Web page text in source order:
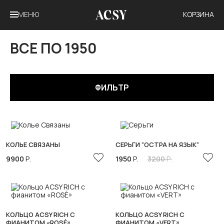
МЕНЮ КОРЗИНА
ВСЕ ПО 1950
ФИЛЬТР
КОЛЬЕ СВЯЗАНЫ
9900 Р.
СЕРЬГИ "ОСТРА НА ЯЗЫК"
1950 Р. 3200Р.
КОЛЬЦО ACSY RICH С
КОЛЬЦО ACSY RICH С